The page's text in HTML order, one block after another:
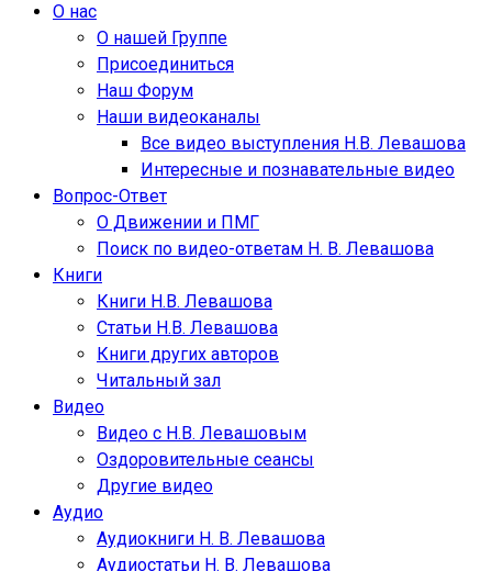
О нас
О нашей Группе
Присоединиться
Наш Форум
Наши видеоканалы
Все видео выступления Н.В. Левашова
Интересные и познавательные видео
Вопрос-Ответ
О Движении и ПМГ
Поиск по видео-ответам Н. В. Левашова
Книги
Книги Н.В. Левашова
Статьи Н.В. Левашова
Книги других авторов
Читальный зал
Видео
Видео с Н.В. Левашовым
Оздоровительные сеансы
Другие видео
Аудио
Аудиокниги Н. В. Левашова
Аудиостатьи Н. В. Левашова